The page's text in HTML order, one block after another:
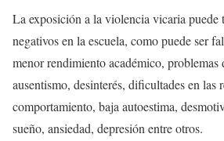
La exposición a la violencia vicaria puede
negativos en la escuela, como puede ser
menor rendimiento académico, problemas
ausentismo, desinterés, dificultades en las
comportamiento, baja autoestima,
sueño, ansiedad, depresión entre otros.